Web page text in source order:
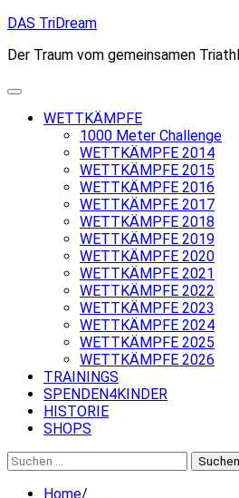
Skip
content
DAS TriDream
Der Traum vom gemeinsamen
WETTKÄMPFE
1000 Meter Challenge
WETTKÄMPFE 2014
WETTKÄMPFE 2015
WETTKÄMPFE 2016
WETTKÄMPFE 2017
WETTKÄMPFE 2018
WETTKÄMPFE 2019
WETTKÄMPFE 2020
WETTKÄMPFE 2021
WETTKÄMPFE 2022
WETTKÄMPFE 2023
WETTKÄMPFE 2024
WETTKÄMPFE 2025
WETTKÄMPFE 2026
TRAININGS
SPENDEN4KINDER
HISTORIE
SHOPS
Suchen
nach:
Home